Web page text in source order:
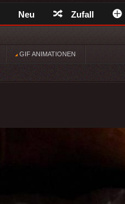
Neu Zufall
GIF ANIMATIONEN